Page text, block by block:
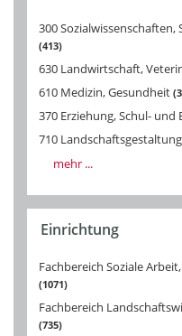
300
413
630 Landwirtschaft,
610 Medizin, Gesundheit
370 Erziehung, Schul- und
710
mehr ...
Einrichtung
Fachbereich Soziale
1071
Fachbereich
735